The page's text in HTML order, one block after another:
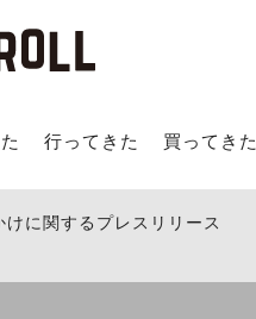
行ってきた 買ってき
けに関するプレスリリース